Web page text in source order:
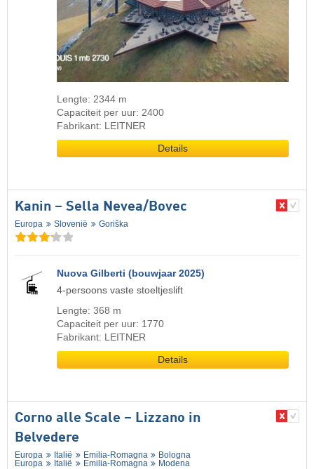
Lengte: 2344 m
Capaciteit per uur: 2400
Fabrikant: LEITNER
Details
Kanin – Sella Nevea/​Bovec
Europa Slovenië Goriška
Nuova Gilberti (bouwjaar 2025)
4-persoons vaste stoeltjeslift
Lengte: 368 m
Capaciteit per uur: 1770
Fabrikant: LEITNER
Details
Corno alle Scale – Lizzano in
Belvedere
Europa Italië Emilia-Romagna
Bologna
Europa
Italië Emilia-Romagna Modena